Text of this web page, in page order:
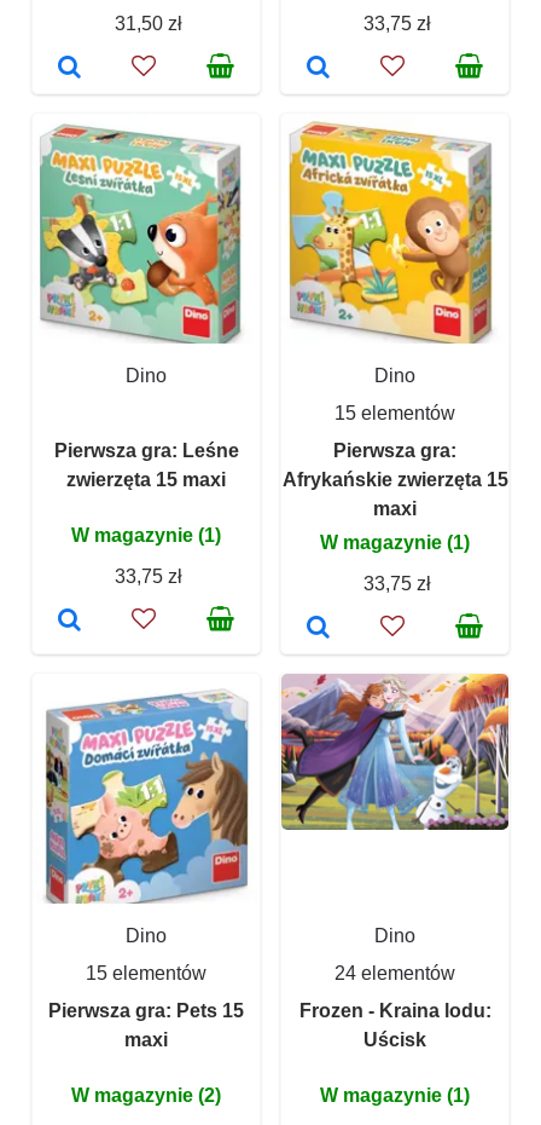
31,50 zł
33,75 zł
Dino
Pierwsza gra: Leśne
zwierzęta 15 maxi
W magazynie (1)
33,75 zł
Dino
15 elementów
Pierwsza gra:
Afrykańskie zwierzęta 15
maxi
W magazynie (1)
33,75 zł
Dino
15 elementów
Pierwsza gra: Pets 15
maxi
W magazynie (2)
Dino
24 elementów
Frozen - Kraina lodu:
Uścisk
W magazynie (1)